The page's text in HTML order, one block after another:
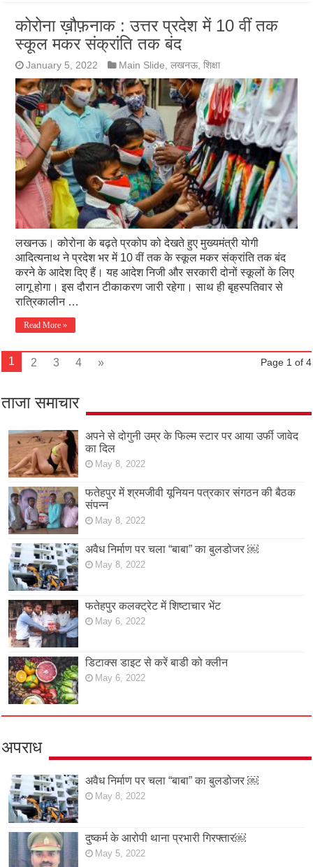
कोरोना ख़ौफ़नाक : उत्तर प्रदेश में 10 वीं तक
स्कूल मकर संक्रांति तक बंद
January 5, 2022 Main Slide ,लखनऊ,शिक्षा
लखनऊ। कोरोना के बढ़ते प्रकोप को देखते हुए मुख्यमंत्री योगी
आदित्यनाथ ने प्रदेश भर में 10 वीं तक के स्कूल मकर संक्रांति तक बंद
करने के आदेश दिए हैं। यह आदेश निजी और सरकारी दोनों स्कूलों के लिए
लागू होगा। इस दौरान टीकाकरण जारी रहेगा। साथ ही बृहस्पतिवार से
रात्रिकालीन …
Read More »
Page 1 of 4
1 2 3 4 »
ताजा समाचार
अपने से दोगुनी उम्र के फिल्म स्टार पर आया उर्फी जावेद
का दिल
May 8, 2022
फतेहपुर में श्रमजीवी यूनियन पत्रकार संगठन की बैठक
संपन्न
May 8, 2022
अवैध निर्माण पर चला “बाबा” का बुलडोजर ￼
May 8, 2022
फतेहपुर कलक्ट्रेट में शिष्टाचार भेंट
May 6, 2022
डिटाक्स डाइट से करें बाडी को क्लीन
May 6, 2022
अपराध
अवैध निर्माण पर चला “बाबा” का बुलडोजर ￼
May 8, 2022
दुष्कर्म के आरोपी थाना प्रभारी गिरफ्तार￼
May 5, 2022